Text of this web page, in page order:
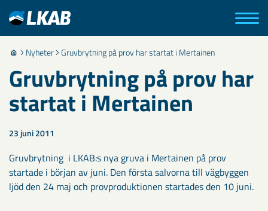
Nyheter Gruvbrytning på prov har startat i Mertainen
Gruvbrytning på prov har
startat i Mertainen
23 juni 2011
Gruvbrytning i LKAB:s nya gruva i Mertainen på prov
startade i början av juni. Den första salvorna till vägbyggen
ljöd den 24 maj och provproduktionen startades den 10 juni.